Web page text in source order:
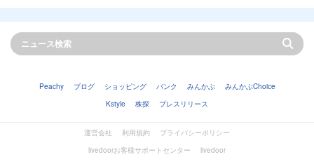
Peachy ブログ ショッピング バンク みんかぶ
みんかぶChoice
Kstyle
株探 プレスリリース
運営会社 利用規約
プライバシーポリシー
livedoorお客様サポートセンター
livedoor